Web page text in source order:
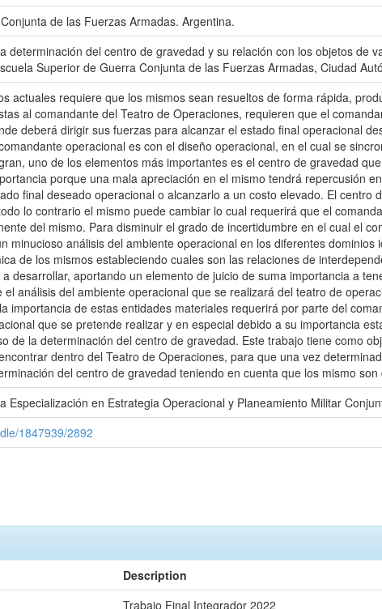
de las Fuerzas Armadas. Argentina.
determinación del centro de gravedad y su relación con los objetos de
Superior de Guerra Conjunta de las Fuerzas Armadas, Ciudad
actuales requiere que los mismos sean resueltos de forma rápida,
al comandante del Teatro de Operaciones, requieren que el
deberá dirigir sus fuerzas para alcanzar el estado final operacional
operacional es con el diseño operacional, en el cual se
uno de los elementos más importantes es el centro de gravedad
porque una mala apreciación en el mismo tendrá repercusión
final deseado operacional o alcanzarlo a un costo elevado. El
lo contrario el mismo puede cambiar lo cual requerirá que el
del mismo. Para disminuir el grado de incertidumbre en el cual el
minucioso análisis del ambiente operacional en los diferentes
de los mismos estableciendo cuales son las relaciones de
desarrollar, aportando un elemento de juicio de suma importancia a
análisis del ambiente operacional que se realizará del teatro de
importancia de estas entidades materiales requerirá por parte del
que se pretende realizar y en especial debido a su importancia
de la determinación del centro de gravedad. Este trabajo tiene como
dentro del Teatro de Operaciones, para que una vez
del centro de gravedad teniendo en cuenta que los mismo
Especialización en Estrategia Operacional y Planeamiento Militar
1847939/2892
Description
Trabajo Final Integrador 2022